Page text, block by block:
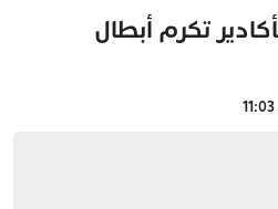
تكرم أبطال